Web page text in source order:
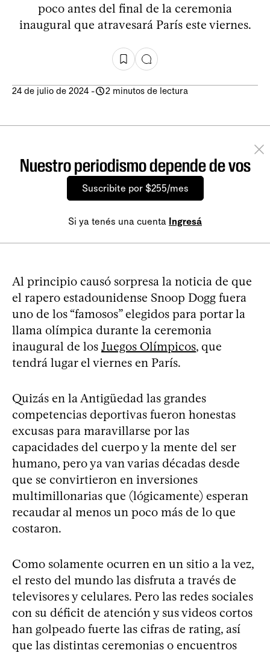
poco antes del final de la ceremonia
inaugural que atravesará París este viernes.
24 de julio de 2024 - 2 minutos de lectura
Nuestro periodismo depende de vos
Suscribite por $255/mes
Si ya tenés una cuenta Ingresá
Al principio causó sorpresa la noticia de que
el rapero estadounidense Snoop Dogg fuera
uno de los “famosos” elegidos para portar la
llama olímpica durante la ceremonia
inaugural de los Juegos Olímpicos, que
tendrá lugar el viernes en París.
Quizás en la Antigüedad las grandes
competencias deportivas fueron honestas
excusas para maravillarse por las
capacidades del cuerpo y la mente del ser
humano, pero ya van varias décadas desde
que se convirtieron en inversiones
multimillonarias que (lógicamente) esperan
recaudar al menos un poco más de lo que
costaron.
Como solamente ocurren en un sitio a la vez,
el resto del mundo las disfruta a través de
televisores y celulares. Pero las redes sociales
con su déficit de atención y sus videos cortos
han golpeado fuerte las cifras de rating, así
que las distintas ceremonias o encuentros